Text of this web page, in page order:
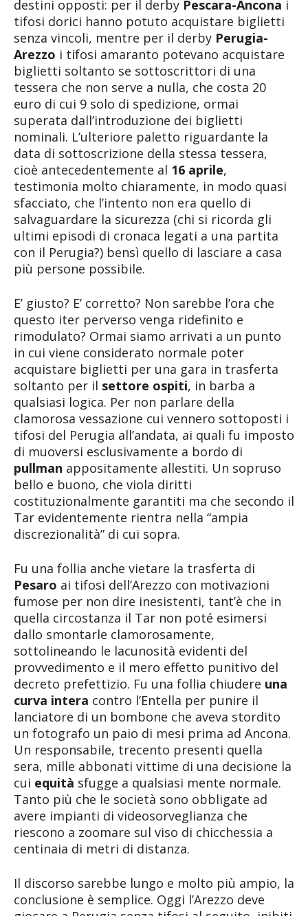
destini opposti: per il derby Pescara-Ancona i
tifosi dorici hanno potuto acquistare biglietti
senza vincoli, mentre per il derby Perugia-
Arezzo i tifosi amaranto potevano acquistare
biglietti soltanto se sottoscrittori di una
tessera che non serve a nulla, che costa 20
euro di cui 9 solo di spedizione, ormai
superata dall’introduzione dei biglietti
nominali. L’ulteriore paletto riguardante la
data di sottoscrizione della stessa tessera,
cioè antecedentemente al 16 aprile,
testimonia molto chiaramente, in modo quasi
sfacciato, che l’intento non era quello di
salvaguardare la sicurezza (chi si ricorda gli
ultimi episodi di cronaca legati a una partita
con il Perugia?) bensì quello di lasciare a casa
più persone possibile.
E’ giusto? E’ corretto? Non sarebbe l’ora che
questo iter perverso venga ridefinito e
rimodulato? Ormai siamo arrivati a un punto
in cui viene considerato normale poter
acquistare biglietti per una gara in trasferta
soltanto per il settore ospiti, in barba a
qualsiasi logica. Per non parlare della
clamorosa vessazione cui vennero sottoposti i
tifosi del Perugia all’andata, ai quali fu imposto
di muoversi esclusivamente a bordo di
pullman appositamente allestiti. Un sopruso
bello e buono, che viola diritti
costituzionalmente garantiti ma che secondo il
Tar evidentemente rientra nella “ampia
discrezionalità” di cui sopra.
Fu una follia anche vietare la trasferta di
Pesaro ai tifosi dell’Arezzo con motivazioni
fumose per non dire inesistenti, tant’è che in
quella circostanza il Tar non poté esimersi
dallo smontarle clamorosamente,
sottolineando le lacunosità evidenti del
provvedimento e il mero effetto punitivo del
decreto prefettizio. Fu una follia chiudere una
curva intera contro l’Entella per punire il
lanciatore di un bombone che aveva stordito
un fotografo un paio di mesi prima ad Ancona.
Un responsabile, trecento presenti quella
sera, mille abbonati vittime di una decisione la
cui equità sfugge a qualsiasi mente normale.
Tanto più che le società sono obbligate ad
avere impianti di videosorveglianza che
riescono a zoomare sul viso di chicchessia a
centinaia di metri di distanza.
Il discorso sarebbe lungo e molto più ampio, la
conclusione è semplice. Oggi l’Arezzo deve